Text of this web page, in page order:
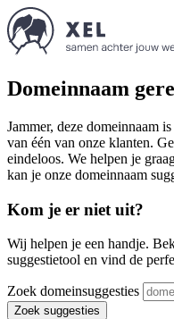
Domeinnaam
Jammer, deze domeinnaam
van één van onze klanten.
eindeloos. We helpen je
kan je onze domeinnaam
Kom je er niet uit?
Wij helpen je een handje.
suggestietool en vind de
Zoek domeinsuggesties
Zoek suggesties